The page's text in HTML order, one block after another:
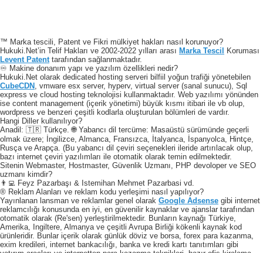
™ Marka tescili, Patent ve Fikri mülkiyet hakları nasıl korunuyor?
Hukuki.Net’in Telif Hakları ve 2002-2022 yılları arası Marka Tescil
Koruması
Levent Patenttarafından sağlanmaktadır.
♾️ Makine donanım yapı ve yazılım özellikleri nedir?
Hukuki.Net olarak dedicated hosting serveri bilfiil yoğun trafiği yönetebilen
CubeCDN , vmware esx server, hyperv, virtual server (sanal sunucu), Sql
express ve cloud hosting teknolojisi kullanmaktadır. Web yazılımı yönünden
ise content management (içerik yönetimi) büyük kısmı itibari ile vb olup,
wordpress ve benzeri çeşitli kodlarla oluşturulan bölümleri de vardır.
Hangi Diller kullanılıyor?
Anadil: 🇹🇷 Türkçe. 🌐 Yabancı dil tercüme: Masaüstü sürümünde geçerli
olmak üzere; İngilizce, Almanca, Fransızca, İtalyanca, İspanyolca, Hintçe,
Rusça ve Arapça. (Bu yabancı dil çeviri seçenekleri ileride artırılacak olup,
bazı internet çeviri yazılımları ile otomatik olarak temin edilmektedir.
Sitenin Webmaster, Hostmaster, Güvenlik Uzmanı, PHP devoloper ve SEO
uzmanı kimdir?
👨‍💻 Feyz Pazarbaşı & Istemihan Mehmet Pazarbasi vd.
® Reklam Alanları ve reklam kodu yerleşimi nasıl yapılıyor?
Yayınlanan lansman ve reklamlar genel olarak Google Adsense gibi internet
reklamcılığı konusunda en iyi, en güvenilir kaynaklar ve ajanslar tarafından
otomatik olarak (Re'sen) yerleştirilmektedir. Bunların kaynağı Türkiye,
Amerika, Ingiltere, Almanya ve çeşitli Avrupa Birliği kökenli kaynak kod
ürünleridir. Bunlar içerik olarak günlük döviz ve borsa, forex para kazanma,
exim kredileri, internet bankacılığı, banka ve kredi kartı tanıtımları gibi